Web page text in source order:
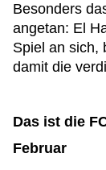
Besonders
angetan: El
Spiel an sich,
damit die
Das ist die
Februar